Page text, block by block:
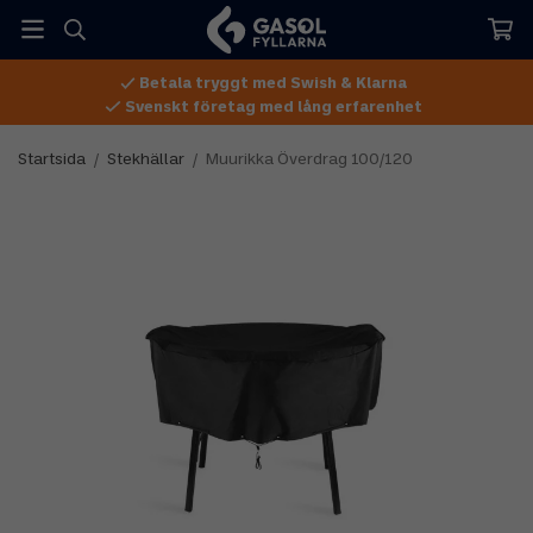
Betala tryggt med Swish & Klarna
Svenskt företag med lång erfarenhet
Startsida / Stekhällar / Muurikka Överdrag 100/120